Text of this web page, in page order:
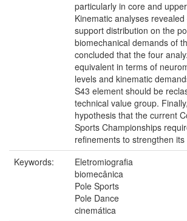
particularly in core and
Kinematic analyses
support distribution on the
biomechanical demands of
concluded that the four
equivalent in terms of
levels and kinematic
S43 element should be
technical value group.
hypothesis that the current
Sports Championships
refinements to strengthen
Keywords:
Eletromiografia
biomecânica
Pole Sports
Pole Dance
cinemática